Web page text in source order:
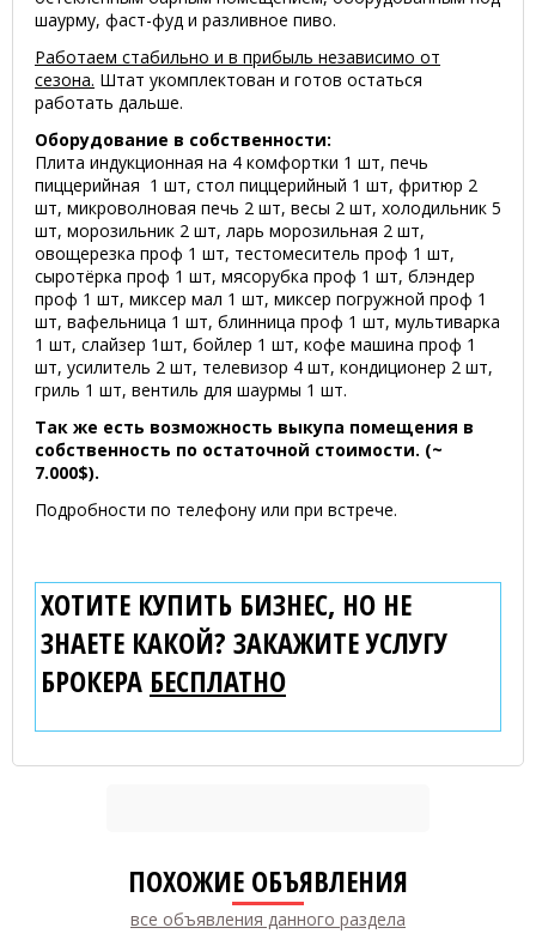
шаурму, фаст-фуд и разливное пиво.
Работаем стабильно и в прибыль независимо от
сезона. Штат укомплектован и готов остаться
работать дальше.
Оборудование в собственности:
Плита индукционная на 4 комфортки 1 шт, печь
пиццерийная 1 шт, стол пиццерийный 1 шт, фритюр 2
шт, микроволновая печь 2 шт, весы 2 шт, холодильник 5
шт, морозильник 2 шт, ларь морозильная 2 шт,
овощерезка проф 1 шт, тестомеситель проф 1 шт,
сыротёрка проф 1 шт, мясорубка проф 1 шт, блэндер
проф 1 шт, миксер мал 1 шт, миксер погружной проф 1
шт, вафельница 1 шт, блинница проф 1 шт, мультиварка
1 шт, слайзер 1шт, бойлер 1 шт, кофе машина проф 1
шт, усилитель 2 шт, телевизор 4 шт, кондиционер 2 шт,
гриль 1 шт, вентиль для шаурмы 1 шт.
Так же есть возможность выкупа помещения в
собственность по остаточной стоимости. (~
7.000$).
Подробности по телефону или при встрече.
ХОТИТЕ КУПИТЬ БИЗНЕС, НО НЕ
ЗНАЕТЕ КАКОЙ? ЗАКАЖИТЕ УСЛУГУ
БРОКЕРА БЕСПЛАТНО
ПОХОЖИЕ ОБЪЯВЛЕНИЯ
все объявления данного раздела